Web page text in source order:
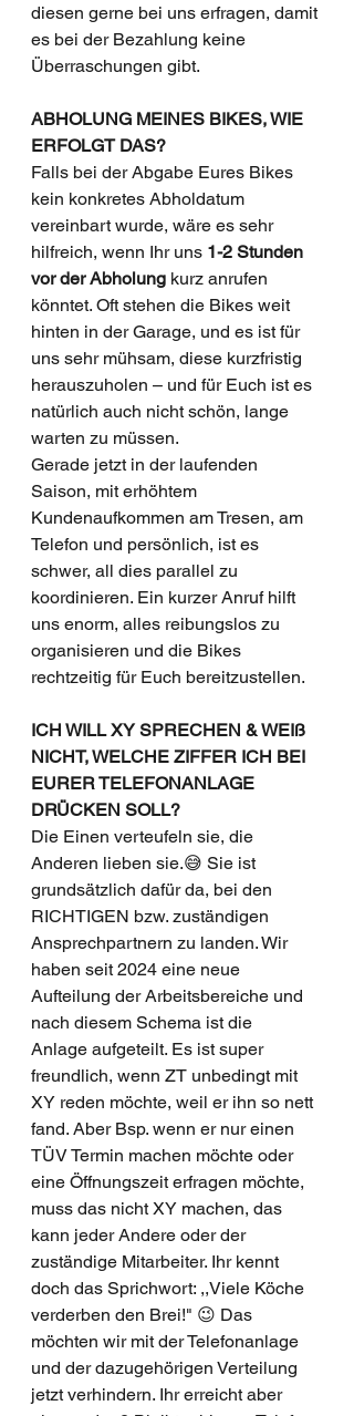
diesen gerne bei uns erfragen, damit
es bei der Bezahlung keine
Überraschungen gibt.
ABHOLUNG MEINES BIKES, WIE
ERFOLGT DAS?
Falls bei der Abgabe Eures Bikes
kein konkretes Abholdatum
vereinbart wurde, wäre es sehr
hilfreich, wenn Ihr uns 1-2 Stunden
vor der Abholung kurz anrufen
könntet. Oft stehen die Bikes weit
hinten in der Garage, und es ist für
uns sehr mühsam, diese kurzfristig
herauszuholen – und für Euch ist es
natürlich auch nicht schön, lange
warten zu müssen.
Gerade jetzt in der laufenden
Saison, mit erhöhtem
Kundenaufkommen am Tresen, am
Telefon und persönlich, ist es
schwer, all dies parallel zu
koordinieren. Ein kurzer Anruf hilft
uns enorm, alles reibungslos zu
organisieren und die Bikes
rechtzeitig für Euch bereitzustellen.
ICH WILL XY SPRECHEN & WEIß
NICHT, WELCHE ZIFFER ICH BEI
EURER TELEFONANLAGE
DRÜCKEN SOLL?
Die Einen verteufeln sie, die
Anderen lieben sie.😅 Sie ist
grundsätzlich dafür da, bei den
RICHTIGEN bzw. zuständigen
Ansprechpartnern zu landen. Wir
haben seit 2024 eine neue
Aufteilung der Arbeitsbereiche und
nach diesem Schema ist die
Anlage aufgeteilt. Es ist super
freundlich, wenn ZT unbedingt mit
XY reden möchte, weil er ihn so nett
fand. Aber Bsp. wenn er nur einen
TÜV Termin machen möchte oder
eine Öffnungszeit erfragen möchte,
muss das nicht XY machen, das
kann jeder Andere oder der
zuständige Mitarbeiter. Ihr kennt
doch das Sprichwort: ,,Viele Köche
verderben den Brei!" 😉 Das
möchten wir mit der Telefonanlage
und der dazugehörigen Verteilung
jetzt verhindern. Ihr erreicht aber